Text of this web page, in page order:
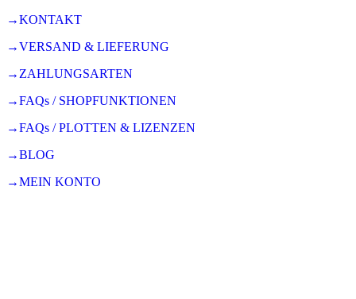
→KONTAKT
→VERSAND & LIEFERUNG
→ZAHLUNGSARTEN
→FAQs / SHOPFUNKTIONEN
→FAQs / PLOTTEN & LIZENZEN
→BLOG
→MEIN KONTO